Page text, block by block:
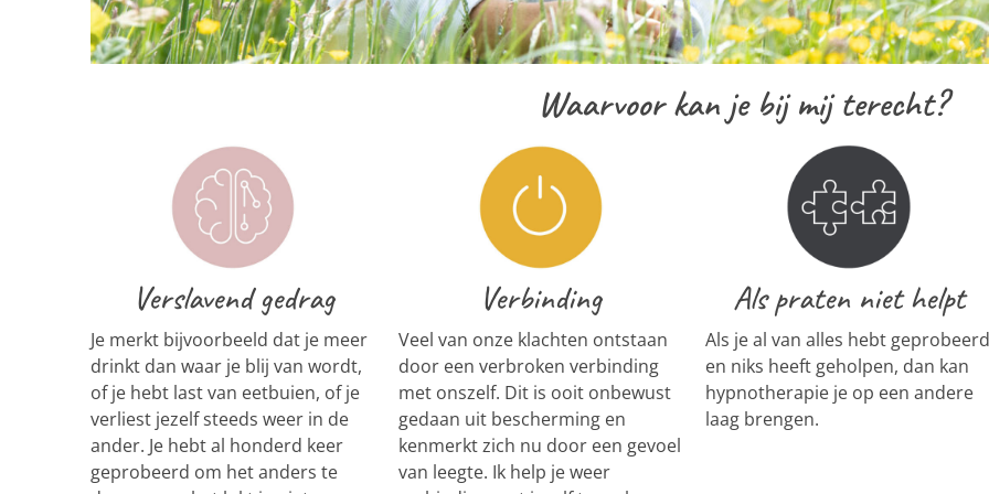
Waarvoor kan je bij mij terecht?
Verslavend gedrag
Je merkt bijvoorbeeld dat je meer
drinkt dan waar je blij van wordt,
of je hebt last van eetbuien, of je
verliest jezelf steeds weer in de
ander. Je hebt al honderd keer
geprobeerd om het anders te
Verbinding
Veel van onze klachten ontstaan
door een verbroken verbinding
met onszelf. Dit is ooit onbewust
gedaan uit bescherming en
kenmerkt zich nu door een gevoel
van leegte. Ik help je weer
Als praten niet helpt
Als je al van alles hebt
en niks heeft geholpen, dan kan
hypnotherapie je op een andere
laag brengen.